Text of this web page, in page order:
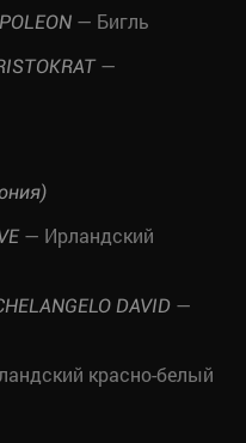
— Бигль
—
— Ирландский
DAVID —
красно-белый